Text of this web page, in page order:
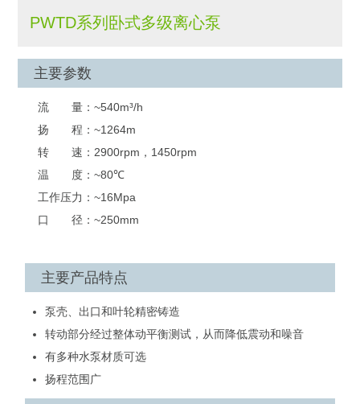
PWTD系列卧式多级离心泵
主要参数
流 量：~540m³/h
扬 程：~1264m
转 速： 2900rpm，1450rpm
温 度：~80℃
工作压力：~16Mpa
口 径：~250mm
主要产品特点
泵壳、出口和叶轮精密铸造
转动部分经过整体动平衡测试，从而降低震动和噪音
有多种水泵材质可选
扬程范围广